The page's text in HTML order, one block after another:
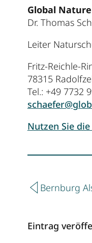
Global
Dr. Thomas
Leiter
Fritz-Reichle-
78315
Tel.: +49 7732
Nutzen Sie
Zurück
Bernburg
Eintrag